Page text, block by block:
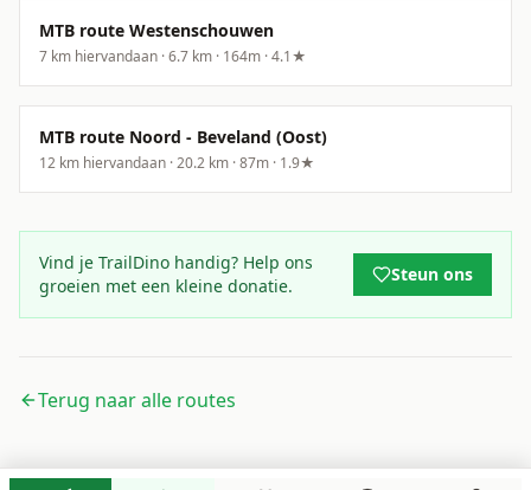
MTB route Westenschouwen
7 km hiervandaan ·6.7 km · 164m ·4.1★
MTB route Noord - Beveland (Oost)
12 km hiervandaan ·20.2 km ·87m · 1.9★
Vind je TrailDino handig? Help ons
groeien met een kleine donatie.
Steun ons
Terug naar alle routes